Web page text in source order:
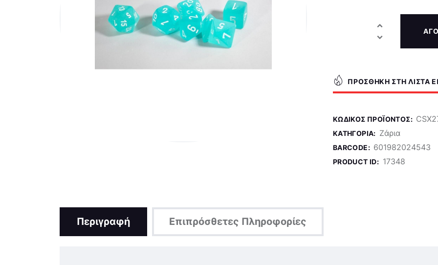
ΠΡΟΣΘΉΚΗ ΣΤΗ ΛΊΣΤΑ
ΚΩΔΙΚΌΣ ΠΡΟΪΌΝΤΟΣ:
ΚΑΤΗΓΟΡΊΑ: Ζάρια
BARCODE: 601982024543
PRODUCT ID: 17348
Περιγραφή Επιπρόσθετες Πληροφορίες